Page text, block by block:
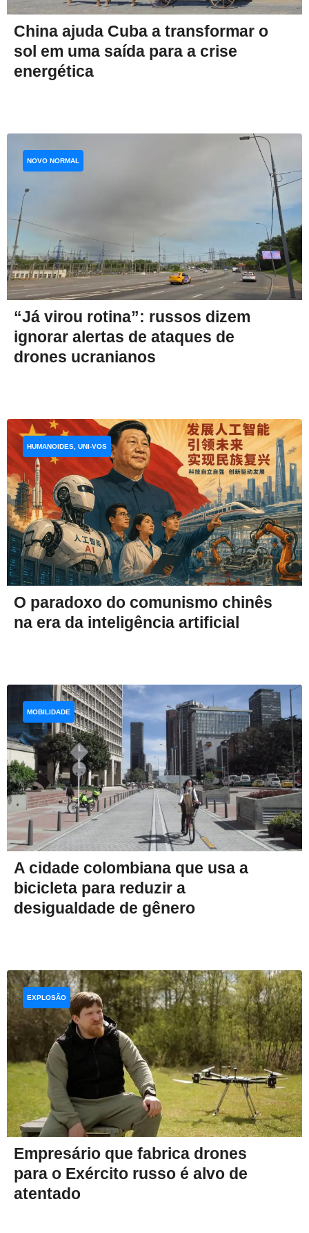
China ajuda Cuba a transformar o
sol em uma saída para a crise
energética
“Já virou rotina”: russos dizem
ignorar alertas de ataques de
drones ucranianos
NOVO NORMAL
O paradoxo do comunismo chinês
na era da inteligência artificial
HUMANOIDES, UNI-VOS
A cidade colombiana que usa a
bicicleta para reduzir a
desigualdade de gênero
MOBILIDADE
Empresário que fabrica drones
para o Exército russo é alvo de
atentado
EXPLOSÃO